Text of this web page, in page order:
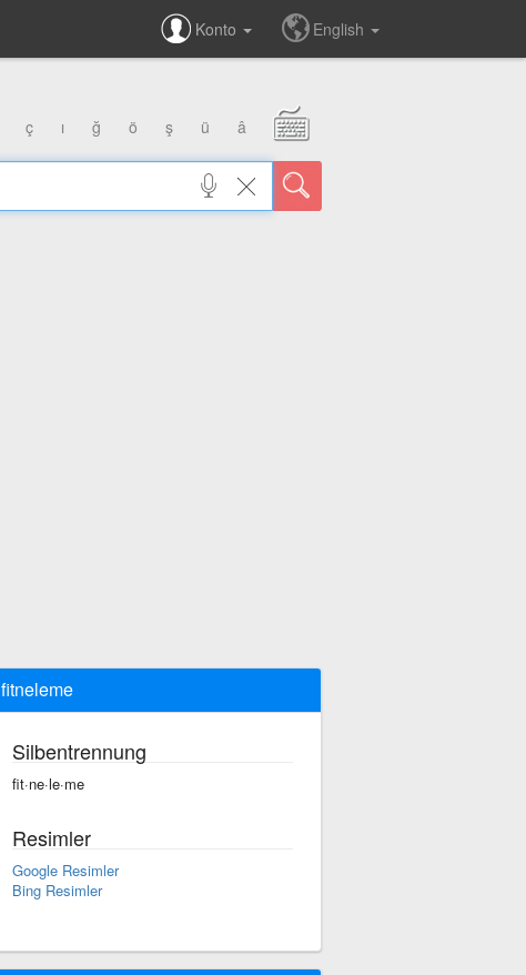
Konto English
ç ı ğ ö ş ü â
fitneleme
Silbentrennung
fit·ne·le·me
Resimler
Google Resimler
Bing Resimler